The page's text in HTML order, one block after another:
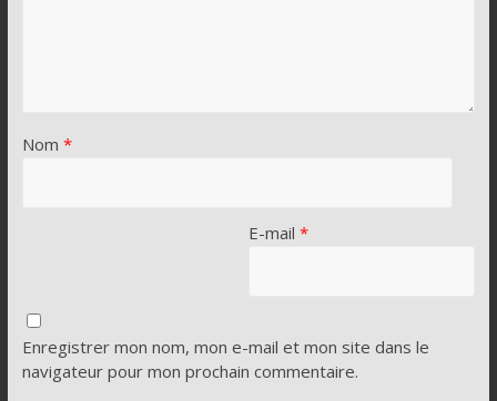
Nom *
E-mail *
Enregistrer mon nom, mon e-mail et mon site dans le
navigateur pour mon prochain commentaire.